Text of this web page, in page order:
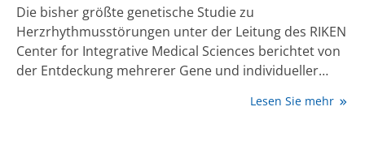
Die bisher größte genetische Studie zu
Herzrhythmusstörungen unter der Leitung des RIKEN
Center for Integrative Medical Sciences berichtet von
der Entdeckung mehrerer Gene und individueller
Lesen Sie mehr